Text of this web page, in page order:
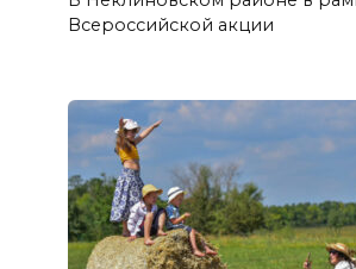
Всероссийской акции